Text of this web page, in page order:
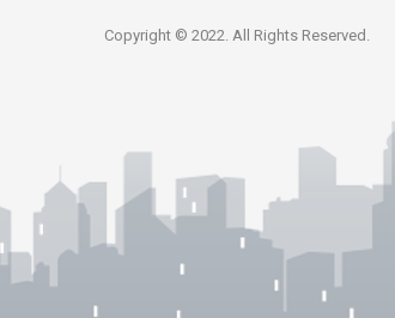
Copyright © 2022. All Rights Reserved.